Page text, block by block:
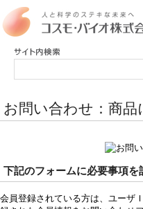
お問い合わせ：商品
下記のフォームに必要事項を
会員登録されている方は、ユーザ